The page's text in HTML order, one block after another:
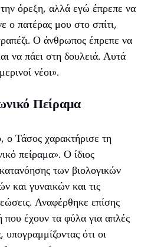
όρεξη, αλλά εγώ έπρεπε να
ο πατέρας μου στο σπίτι,
Ο άνθρωπος έπρεπε να
να πάει στη δουλειά. Αυτά
νέοι».
Πείραμα
ο Τάσος χαρακτήρισε τη
πείραμα». Ο ίδιος
των βιολογικών
και γυναικών και τις
Αναφέρθηκε επίσης
που έχουν τα φύλα για απλές
υπογραμμίζοντας ότι οι